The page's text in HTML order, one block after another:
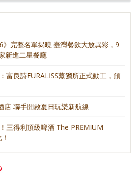
》完整名單揭曉 臺灣餐飲大放異彩，9
新進二星餐廳
富良詩FURALISS蒸餾所正式動工，預
聯手開啟夏日玩樂新航線
三得利頂級啤酒 The PREMIUM